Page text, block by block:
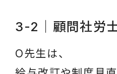
3-2｜顧問社労
O先生は、